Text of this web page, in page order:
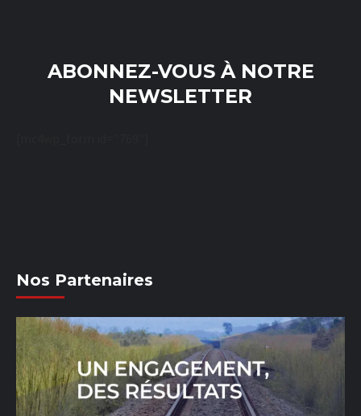
ABONNEZ-VOUS À NOTRE
NEWSLETTER
Nos Partenaires